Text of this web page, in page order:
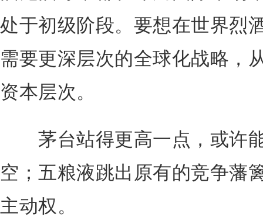
处于初级阶段。要想在世界烈
需要更深层次的全球化战略，
资本层次。
茅台站得更高一点，或许
空；五粮液跳出原有的竞争藩
主动权。